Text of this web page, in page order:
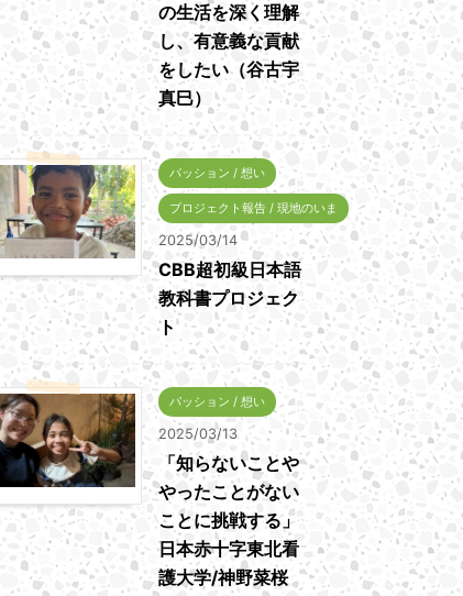
の生活を深く理解
し、有意義な貢献
をしたい（谷古宇
真巳）
パッション / 想い
プロジェクト報告 / 現地のいま
2025/03/14
CBB超初級日本語
教科書プロジェク
ト
パッション / 想い
2025/03/13
「知らないことや
やったことがない
ことに挑戦する」
日本赤十字東北看
護大学/神野菜桜